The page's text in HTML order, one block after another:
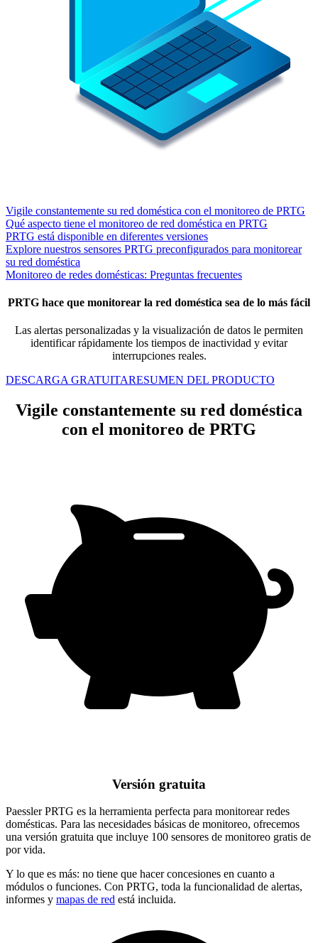
Vigile constantemente su red doméstica con el monitoreo de PRTG
Qué aspecto tiene el monitoreo de red doméstica en PRTG
PRTG está disponible en diferentes versiones
Explore nuestros sensores PRTG preconfigurados para monitorear
su red doméstica
Monitoreo de redes domésticas: Preguntas frecuentes
PRTG hace que monitorear la red doméstica sea de lo más fácil
Las alertas personalizadas y la visualización de datos le permiten
identificar rápidamente los tiempos de inactividad y evitar
interrupciones reales.
DESCARGA GRATUITARESUMEN DEL PRODUCTO
Vigile constantemente su red doméstica
con el monitoreo de PRTG
Versión gratuita
Paessler PRTG es la herramienta perfecta para monitorear redes
domésticas. Para las necesidades básicas de monitoreo, ofrecemos
una versión gratuita que incluye 100 sensores de monitoreo gratis de
por vida.
Y lo que es más: no tiene que hacer concesiones en cuanto a
módulos o funciones. Con PRTG, toda la funcionalidad de alertas,
informes y mapas de red está incluida.